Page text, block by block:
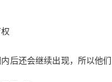
后还会继续出现，所以他